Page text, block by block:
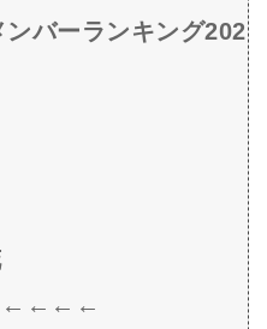
ンバーランキング202
←←←←←